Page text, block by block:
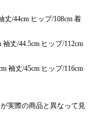
丈/44cm ヒップ/108cm 着
丈/44.5cm ヒップ/112cm
袖丈/45cm ヒップ/116cm
実際の商品と異なって見